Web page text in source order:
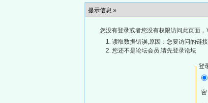
提示信息 »
您没有登录或者您没有权限访问此页面
读取数据错误,原因：您要访问的链
您还不是论坛会员,请先登录论坛
登